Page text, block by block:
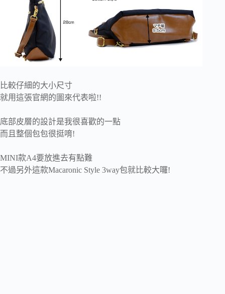
比較仔細的大小尺寸
就用這張官網的圖來代表啦!!
底部皮層的設計是我很喜歡的一點
而且整個包包很挺唷!
MINI款A4要放進去有點難
不過另外這款Macaronic Style 3way包就比較大囉!